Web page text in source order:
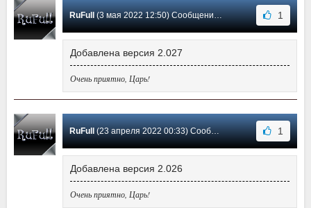
RuFull(3 мая 2022 12:50) Сообщение #161 1
Добавлена версия 2.027
Очень приятно, Царь!
RuFull(23 апреля 2022 00:33) Сообщение #160 1
Добавлена версия 2.026
Очень приятно, Царь!